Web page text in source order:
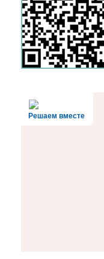
Решаем вместе